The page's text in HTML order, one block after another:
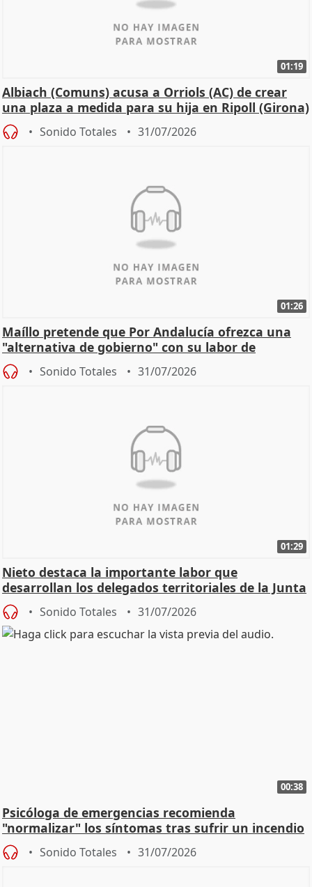
01:19
Albiach (Comuns) acusa a Orriols (AC) de crear
una plaza a medida para su hija en Ripoll (Girona)
Sonido Totales 31/07/2026
01:26
Maíllo pretende que Por Andalucía ofrezca una
"alternativa de gobierno" con su labor de
oposición
Sonido Totales 31/07/2026
01:29
Nieto destaca la importante labor que
desarrollan los delegados territoriales de la Junta
Sonido Totales 31/07/2026
00:38
Psicóloga de emergencias recomienda
"normalizar" los síntomas tras sufrir un incendio
Sonido Totales 31/07/2026